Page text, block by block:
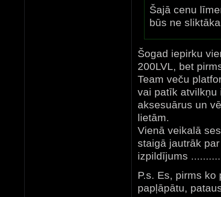
Šajā cenu
būs ne
Šogad iepirku
200LVL, bet
Team veču
vai patīk atvilkņu
aksesuārus un
lietām.
Vienā veikalā
staigā jautrāk
izpildījums
P.s. Es, pirms
papļāpātu,